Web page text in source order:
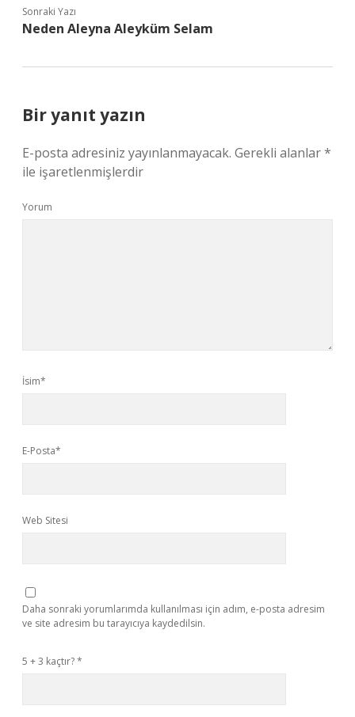
Sonraki Yazı
Neden Aleyna Aleyküm Selam
Bir yanıt yazın
E-posta adresiniz yayınlanmayacak. Gerekli alanlar*
ile işaretlenmişlerdir
Yorum
İsim*
E-Posta*
Web Sitesi
Daha sonraki yorumlarımda kullanılması için adım, e-posta adresim
ve site adresim bu tarayıcıya kaydedilsin.
5 + 3 kaçtır?*